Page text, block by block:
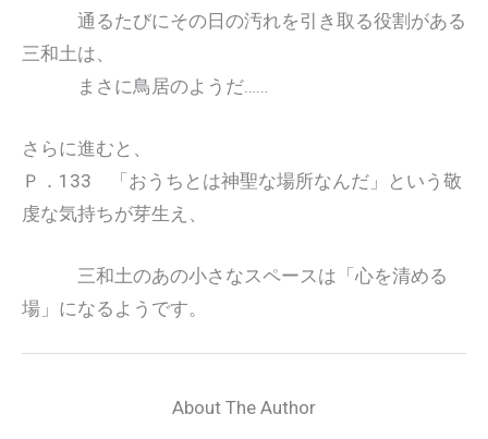
通るたびにその日の汚れを引き取る役割がある
三和土は、
まさに鳥居のようだ……
さらに進むと、
Ｐ．133 「おうちとは神聖な場所なんだ」という敬
虔な気持ちが芽生え、
三和土のあの小さなスペースは「心を清める
場」になるようです。
About The Author